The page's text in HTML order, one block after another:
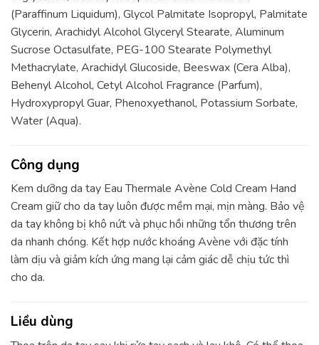
(Paraffinum Liquidum), Glycol Palmitate Isopropyl, Palmitate
Glycerin, Arachidyl Alcohol Glyceryl Stearate, Aluminum
Sucrose Octasulfate, PEG-100 Stearate Polymethyl
Methacrylate, Arachidyl Glucoside, Beeswax (Cera Alba),
Behenyl Alcohol, Cetyl Alcohol Fragrance (Parfum),
Hydroxypropyl Guar, Phenoxyethanol, Potassium Sorbate,
Water (Aqua).
Công dụng
Kem dưỡng da tay Eau Thermale Avène Cold Cream Hand
Cream giữ cho da tay luôn được mềm mại, mịn màng. Bảo vệ
da tay không bị khô nứt và phục hồi những tổn thương trên
da nhanh chóng. Kết hợp nước khoáng Avène với đặc tính
làm dịu và giảm kích ứng mang lại cảm giác dễ chịu tức thì
cho da.
Liều dùng